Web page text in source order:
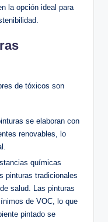
la opción ideal para
de tóxicos son
se elaboran con
renovables, lo
químicas
pinturas tradicionales
salud. Las pinturas
de VOC, lo que
pintado se